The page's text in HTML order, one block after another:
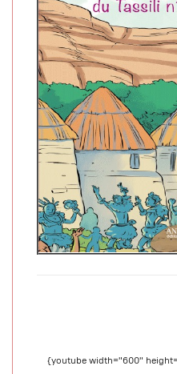
{youtube width="600"